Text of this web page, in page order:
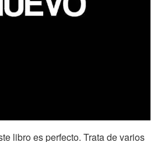
libro es perfecto. Trata de varios